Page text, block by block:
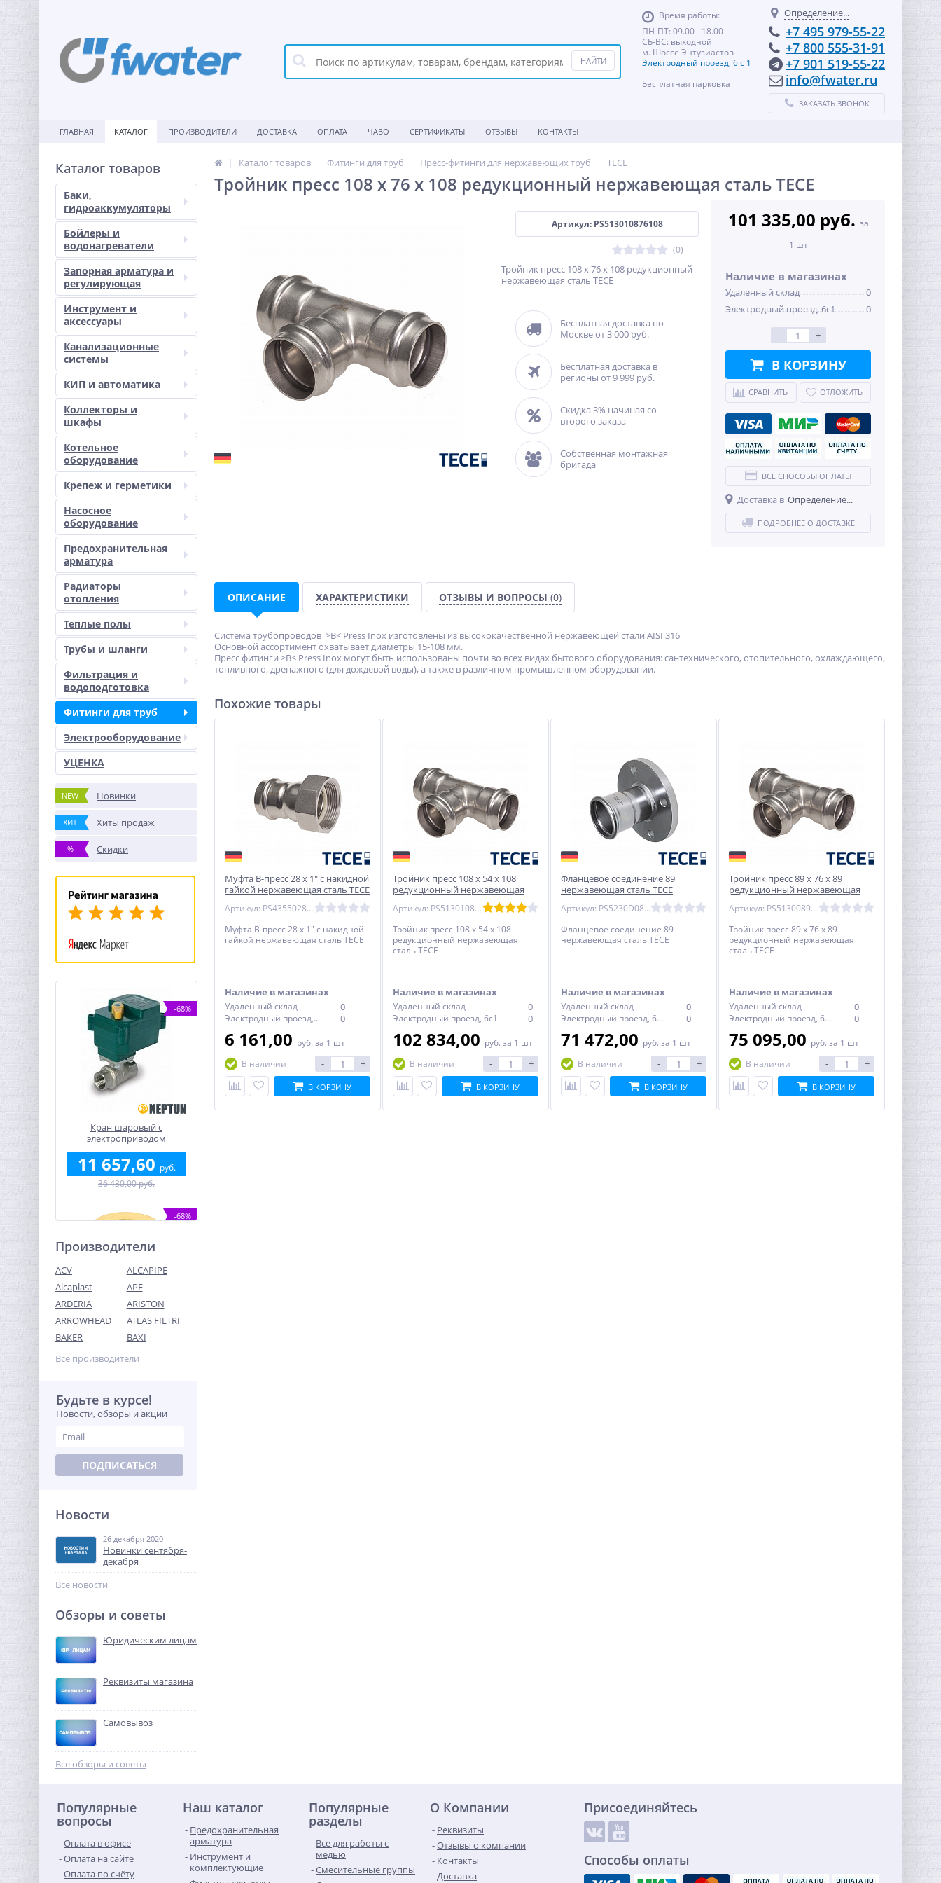
Время работы:
ПН-ПТ: 09.00 - 18.00
СБ-ВС: выходной
м. Шоссе Энтузиастов
Электродный проезд, 6 с 1
Бесплатная парковка
Определение...
+7 495 979-55-22
+7 800 555-31-91
+7 901 519-55-22
info@fwater.ru
ЗАКАЗАТЬ ЗВОНОК
ГЛАВНАЯ КАТАЛОГ ПРОИЗВОДИТЕЛИ ДОСТАВКА ОПЛАТА ЧАВО СЕРТИФИКАТЫ ОТЗЫВЫ КОНТАКТЫ
Каталог товаров
Баки,
гидроаккумуляторы
Бойлеры и
водонагреватели
Запорная арматура и
регулирующая
Инструмент и
аксессуары
Канализационные
системы
КИП и автоматика
Коллекторы и
шкафы
Котельное
оборудование
Крепеж и герметики
Насосное
оборудование
Предохранительная
арматура
Радиаторы
отопления
Теплые полы
Трубы и шланги
Фильтрация и
водоподготовка
Фитинги для труб
Электрооборудование
УЦЕНКА
NEW Новинки
ХИТ Хиты продаж
% Скидки
-68%
Кран шаровый с
электроприводом
BugattiPro 12В 1"
11 657,60 руб.
36 430,00 руб.
-68%
Футорка редукционная
1"1/4 x 1" НВ латунь UNI-
FITT
276,80
Муфта редукция 3/4" x 1/2"
(ВР) латунь UNI-FITT
172,80
Бочонок резьбовой (НР)
1/2" x 80 мм UNI-FITT
917,00 руб.
-68%
Производители
ACV
ALCAPIPE
Alcaplast
APE
ARDERIA
ARISTON
ARROWHEAD
ATLAS FILTRI
BAKER
BAXI
Все производители
Будьте в курсе!
Новости, обзоры и акции
ПОДПИСАТЬСЯ
Новости
26 декабря 2020
Новинки сентября-
декабря
Все новости
Обзоры и советы
Юридическим лицам
Реквизиты магазина
Самовывоз
Все обзоры и советы
Каталог товаров Фитинги для труб Пресс-фитинги для нержавеющих труб TECE
Тройник пресс 108 х 76 х 108 редукционный нержавеющая сталь TECE
Артикул: PS513010876108
(0)
Тройник пресс 108 х 76 х 108 редукционный
нержавеющая сталь TECE
Бесплатная доставка по
Москве от 3 000 руб.
Бесплатная доставка в
регионы от 9 999 руб.
Скидка 3% начиная со
второго заказа
Собственная монтажная
бригада
101 335,00 руб. за
1 шт
Наличие в магазинах
Удаленный склад
0
Электродный проезд, 6с1
0
- +
В КОРЗИНУ
СРАВНИТЬ ОТЛОЖИТЬ
ВСЕ СПОСОБЫ ОПЛАТЫ
Доставка в Определение...
ПОДРОБНЕЕ О ДОСТАВКЕ
ОПИСАНИЕ ХАРАКТЕРИСТИКИ ОТЗЫВЫ И ВОПРОСЫ (0)
Система трубопроводов >B< Press Inox изготовлены из высококачественной нержавеющей стали AISI 316
Основной ассортимент охватывает диаметры 15-108 мм.
Пресс фитинги >B< Press Inox могут быть использованы почти во всех видах бытового оборудования: сантехнического, отопительного, охлаждающего,
топливного, дренажного (для дождевой воды), а также в различном промышленном оборудовании.
Похожие товары
Муфта В-пресс 28 x 1" с накидной
гайкой нержавеющая сталь TECE
Артикул: PS43550280800
Муфта В-пресс 28 x 1" с накидной
гайкой нержавеющая сталь TECE
Наличие в магазинах
Удаленный склад 0
Электродный проезд, 6с1 0
6 161,00 руб. за 1 шт
В наличии
- +
В КОРЗИНУ
Тройник пресс 108 х 54 х 108
редукционный нержавеющая
Артикул: PS513010854108
Тройник пресс 108 х 54 х 108
редукционный нержавеющая
сталь TECE
Наличие в магазинах
Удаленный склад 0
Электродный проезд, 6с1 0
102 834,00 руб. за 1 шт
В наличии
- +
В КОРЗИНУ
Фланцевое соединение 89
нержавеющая сталь TECE
Артикул: PS5230D0890000
Фланцевое соединение 89
нержавеющая сталь TECE
Наличие в магазинах
Удаленный склад 0
Электродный проезд, 6с1 0
71 472,00 руб. за 1 шт
В наличии
- +
В КОРЗИНУ
Тройник пресс 89 х 76 х 89
редукционный нержавеющая
Артикул: PS51300897689
Тройник пресс 89 х 76 х 89
редукционный нержавеющая
сталь TECE
Наличие в магазинах
Удаленный склад 0
Электродный проезд, 6с1 0
75 095,00 руб. за 1 шт
В наличии
- +
В КОРЗИНУ
Популярные
вопросы
Оплата в офисе
Оплата на сайте
Оплата по счёту
Наш каталог
Предохранительная
арматура
Инструмент и
комплектующие
Популярные
разделы
Все для работы с
медью
Смесительные группы
О Компании
Реквизиты
Отзывы о компании
Контакты
Доставка
Присоединяйтесь
Способы оплаты